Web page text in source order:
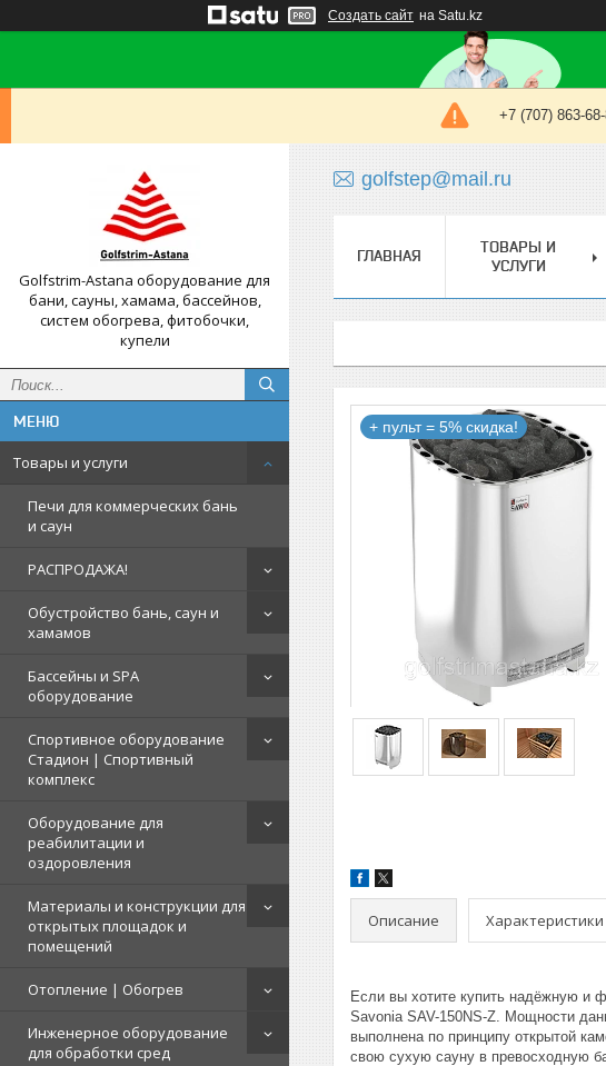
Создать сайт на Satu.kz
+7 (707) 863-
Golfstrim-Astana оборудование для
бани, сауны, хамама, бассейнов,
систем обогрева, фитобочки,
купели
Товары и услуги
Печи для коммерческих бань
и саун
РАСПРОДАЖА!
Обустройство бань, саун и
хамамов
Бассейны и SPA
оборудование
Спортивное оборудование
Стадион | Cпортивный
комплекс
Оборудование для
реабилитации и
оздоровления
Материалы и конструкции для
открытых площадок и
помещений
Отопление | Обогрев
Инженерное оборудование
для обработки сред
golfstep@mail.ru
ГЛАВНАЯ
ТОВАРЫ И
УСЛУГИ
+ пульт = 5% скидка!
Описание Характеристики
Если вы хотите купить надёжную и
Savonia SAV-150NS-Z. Мощности
выполнена по принципу открытой
свою сухую сауну в превосходную